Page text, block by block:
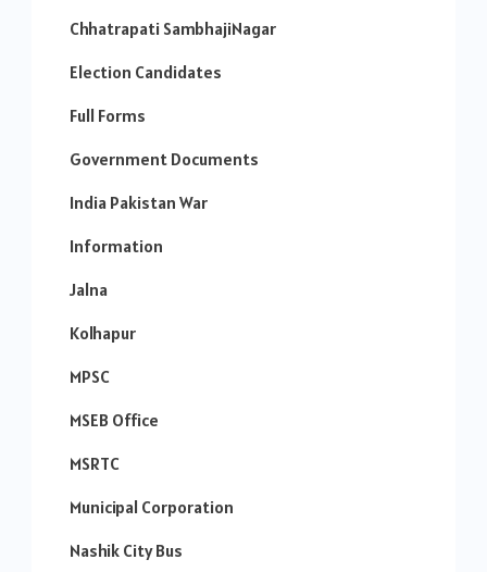
Chhatrapati SambhajiNagar
Election Candidates
Full Forms
Government Documents
India Pakistan War
Information
Jalna
Kolhapur
MPSC
MSEB Office
MSRTC
Municipal Corporation
Nashik City Bus